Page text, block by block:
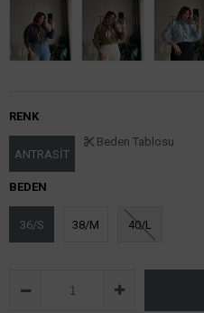
Tükendi Tükendi
RENK
ANTRASİT
Beden Tablosu
BEDEN
36/S 38/M 40/L